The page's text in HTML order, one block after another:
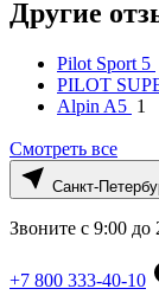
Другие
Pilot Sport 5
PILOT
Alpin A5 1
Смотреть все
Санкт-
Звоните с 9:00 до
+7 800 333-40-10